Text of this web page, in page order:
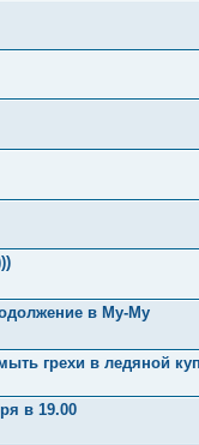
в Му-Му
грехи в ледяной
в 19.00